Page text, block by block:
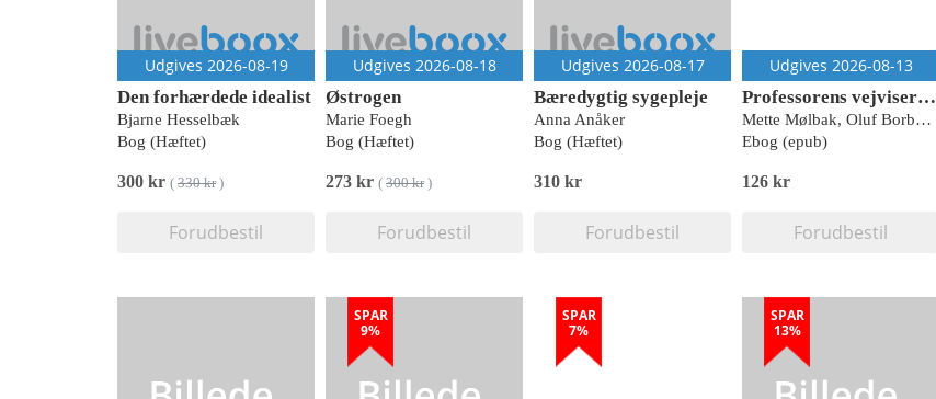
Udgives 2026-08-19
Den forhærdede idealist
Bjarne Hesselbæk
Bog (Hæftet)
300 kr ( 330 kr)
Forudbestil
Udgives 2026-08-18
Østrogen
Marie Foegh
Bog (Hæftet)
273 kr ( 300 kr)
Forudbestil
Udgives 2026-08-17
Bæredygtig sygepleje
Anna Anåker
Bog (Hæftet)
310 kr
Forudbestil
Udgives 2026-08-13
Professorens vejviser til sundhed indefra
Mette Mølbak, Oluf Borbye Pedersen
Ebog (epub)
126 kr
Forudbestil
SPAR
9%
SPAR
7%
SPAR
13%